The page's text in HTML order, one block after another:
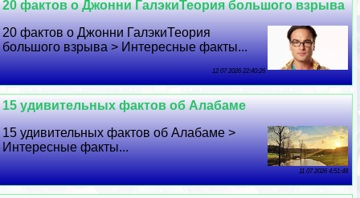
20 фактов о Джонни ГалэкиТеория большого взрыва
20 фактов о Джонни ГалэкиТеория
большого взрыва > Интересные факты...
12 07 2026 22:40:26
15 удивительных фактов об Алабаме
15 удивительных фактов об Алабаме >
Интересные факты...
11 07 2026 4:51:48